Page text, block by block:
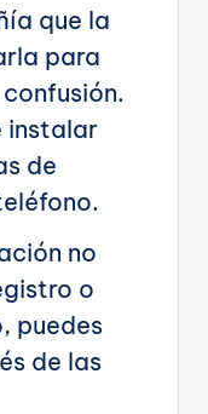
que la
para
instalar
de
no
o
puedes
de las